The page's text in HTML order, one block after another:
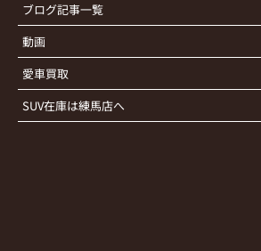
ブログ記事一覧
動画
愛車買取
SUV在庫は練馬店へ